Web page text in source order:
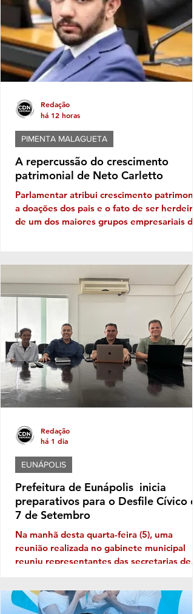
generalizado das dívidas. Ela vale apenas
para processos específicos e depende de
análise individual da Justiça. A ini
A repercussão do crescimento
patrimonial de Neto Carletto
Parlamentar atribui crescimento
a doações dos pais e o fato de ser herdeiro
de um dos maiores grupos empresariais da
pode isso! Carletinho, que diminuitivo só o
nome mesmo, afinal o nobre deputado
federal que era do PP e agora está no
patrimonial em 2022 de R$ 591,6 mil reais
para algo em torno de 34,3 milhões neste
ano
PIMENTA MALAGUETA
Redação
há 12 horas
Prefeitura de Eunápolis inicia
preparativos para o Desfile Cívico
7 de Setembro
Na manhã desta quarta-feira (5), uma
reunião realizada no gabinete municipal
reuniu representantes das secretarias de
alinhar as primeiras ações voltadas à
organização do evento, incluindo aspectos
EUNÁPOLIS
Redação
há 1 dia